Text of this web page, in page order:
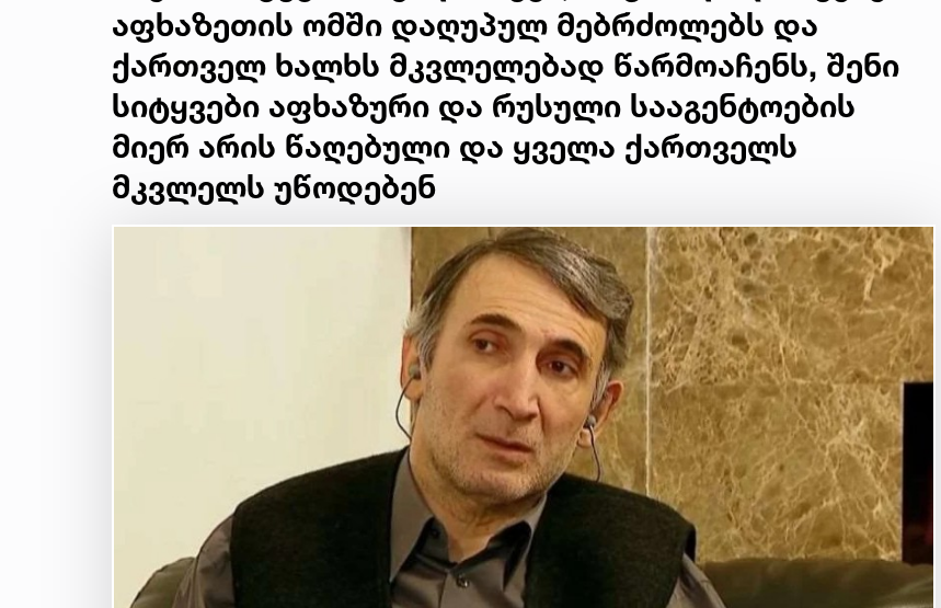
აფხაზეთის ომში დაღუპულ მებრძოლებს და
ქართველ ხალხს მკვლელებად წარმოაჩენს, შენი
სიტყვები აფხაზური და რუსული სააგენტოების
მიერ არის წაღებული და ყველა ქართველს
მკვლელს უწოდებენ